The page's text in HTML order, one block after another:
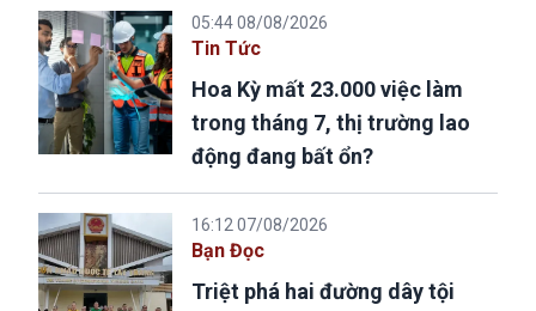
05:44 08/08/2026
Tin Tức
Hoa Kỳ mất 23.000 việc làm
trong tháng 7, thị trường lao
động đang bất ổn?
16:12 07/08/2026
Bạn Đọc
Triệt phá hai đường dây tội